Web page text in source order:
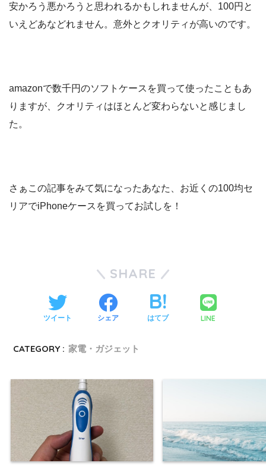
安かろう悪かろうと思われるかもしれませんが、100円と
いえどあなどれません。意外とクオリティが高いのです。
amazonで数千円のソフトケースを買って使ったこともあ
りますが、クオリティはほとんど変わらないと感じまし
た。
さぁこの記事をみて気になったあなた、お近くの100均セ
リアでiPhoneケースを買ってお試しを！
SHARE
ツイート シェア はてブ LINE
CATEGORY : 家電・ガジェット